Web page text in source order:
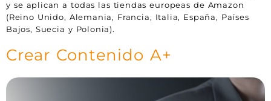
y se aplican a todas las tiendas europeas de Amazon
(Reino Unido, Alemania, Francia, Italia, España, Países
Bajos, Suecia y Polonia).
Crear Contenido A+